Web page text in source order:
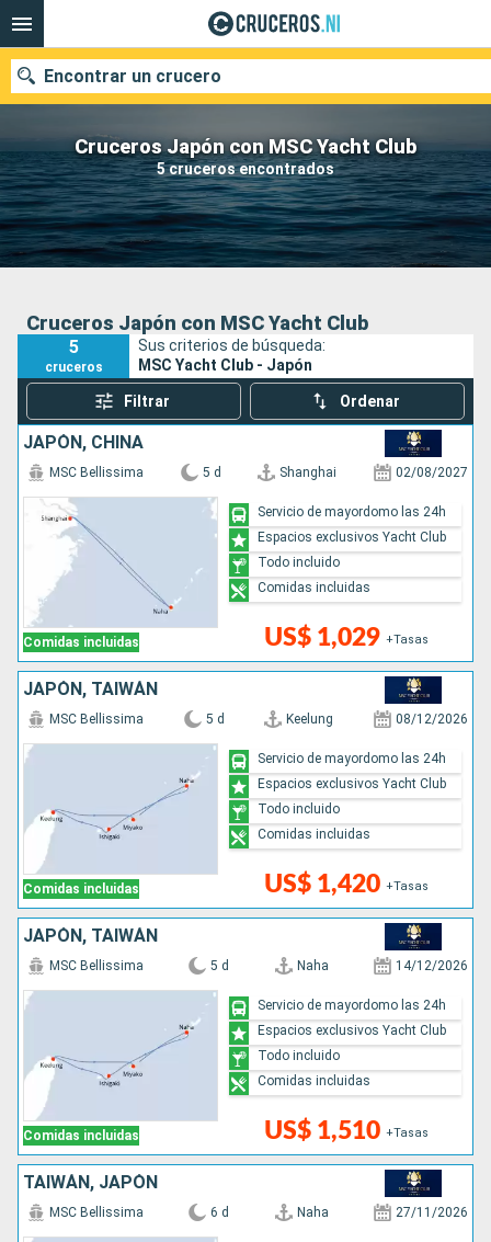
Cruceros Japón con MSC Yacht Club
5 cruceros encontrados
Encontrar un crucero
Nuestros destinos
Fecha de salida
Buscar
Cruceros Japón con MSC Yacht Club
5
cruceros
Sus criterios de búsqueda:
MSC Yacht Club - Japón
Filtrar Ordenar
JAPÓN, CHINA
Comidas incluidas
MSC Bellissima 5 d Shanghai 02/08/2027
US$ 1,029 +Tasas
Servicio de mayordomo las 24h
Espacios exclusivos Yacht Club
Todo incluido
Comidas incluidas
JAPÓN, TAIWÁN
Comidas incluidas
MSC Bellissima 5 d Keelung 08/12/2026
US$ 1,420 +Tasas
Servicio de mayordomo las 24h
Espacios exclusivos Yacht Club
Todo incluido
Comidas incluidas
JAPÓN, TAIWÁN
Comidas incluidas
MSC Bellissima 5 d Naha 14/12/2026
US$ 1,510 +Tasas
Servicio de mayordomo las 24h
Espacios exclusivos Yacht Club
Todo incluido
Comidas incluidas
TAIWÁN, JAPÓN
MSC Bellissima 6 d Naha 27/11/2026